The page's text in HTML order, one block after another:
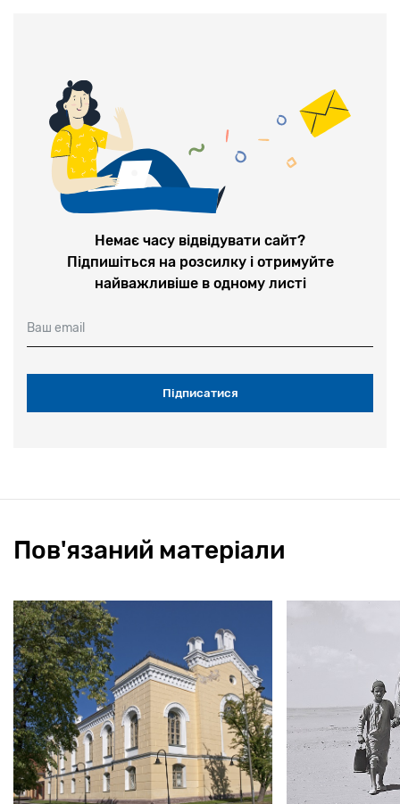
Немає часу відвідувати сайт?
Підпишіться на розсилку і отримуйте
найважливіше в одному листі
Ваш email
Пов'язаний матеріали